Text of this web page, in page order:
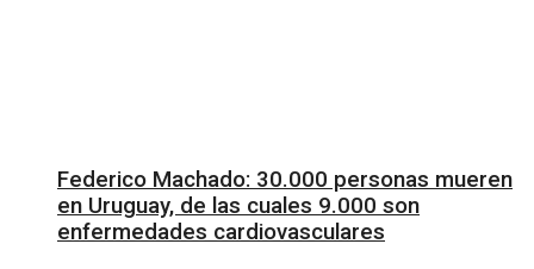
Federico Machado: 30.000 personas mueren
en Uruguay, de las cuales 9.000 son
enfermedades cardiovasculares